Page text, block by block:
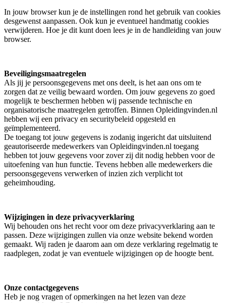
In jouw browser kun je de instellingen rond het gebruik van cookies
desgewenst aanpassen. Ook kun je eventueel handmatig cookies
verwijderen. Hoe je dit kunt doen lees je in de handleiding van jouw
browser.
Beveiligingsmaatregelen
Als jij je persoonsgegevens met ons deelt, is het aan ons om te
zorgen dat ze veilig bewaard worden. Om jouw gegevens zo goed
mogelijk te beschermen hebben wij passende technische en
organisatorische maatregelen getroffen. Binnen Opleidingvinden.nl
hebben wij een privacy en securitybeleid opgesteld en
geïmplementeerd.
De toegang tot jouw gegevens is zodanig ingericht dat uitsluitend
geautoriseerde medewerkers van Opleidingvinden.nl toegang
hebben tot jouw gegevens voor zover zij dit nodig hebben voor de
uitoefening van hun functie. Tevens hebben alle medewerkers die
persoonsgegevens verwerken of inzien zich verplicht tot
geheimhouding.
Wijzigingen in deze privacyverklaring
Wij behouden ons het recht voor om deze privacyverklaring aan te
passen. Deze wijzigingen zullen via onze website bekend worden
gemaakt. Wij raden je daarom aan om deze verklaring regelmatig te
raadplegen, zodat je van eventuele wijzigingen op de hoogte bent.
Onze contactgegevens
Heb je nog vragen of opmerkingen na het lezen van deze